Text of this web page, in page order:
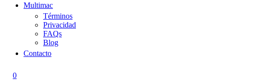
Multimac
Términos
Privacidad
FAQs
Blog
Contacto
0